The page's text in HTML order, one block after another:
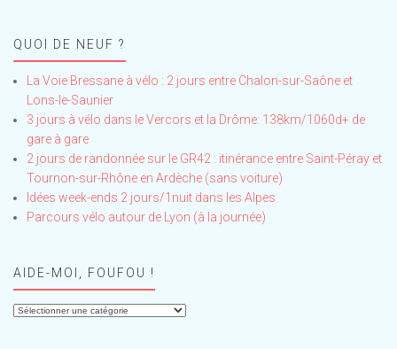
QUOI DE NEUF ?
La Voie Bressane à vélo : 2 jours entre Chalon-sur-Saône et
Lons-le-Saunier
3 jours à vélo dans le Vercors et la Drôme: 138km/1060d+ de
gare à gare
2 jours de randonnée sur le GR42 : itinérance entre Saint-Péray et
Tournon-sur-Rhône en Ardèche (sans voiture)
Idées week-ends 2 jours/1nuit dans les Alpes
Parcours vélo autour de Lyon (à la journée)
AIDE-MOI, FOUFOU !
Aide-